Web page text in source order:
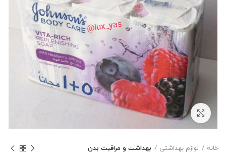
بزرگنمایی تصویر
خانه لوازم بهداشتی بهداشت و مراقبت بدن